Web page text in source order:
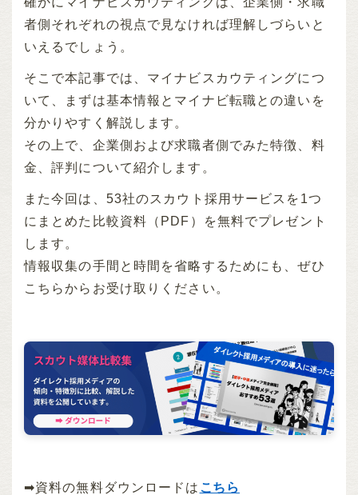
者側それぞれの視点で見なければ理解しづらいと
いえるでしょう。
そこで本記事では、マイナビスカウティングにつ
いて、まずは基本情報とマイナビ転職との違いを
分かりやすく解説します。
その上で、企業側および求職者側でみた特徴、料
金、評判について紹介します。
また今回は、53社のスカウト採用サービスを1つ
にまとめた比較資料（PDF）を無料でプレゼント
します。
情報収集の手間と時間を省略するためにも、ぜひ
こちらからお受け取りください。
➡︎資料の無料ダウンロードは こちら